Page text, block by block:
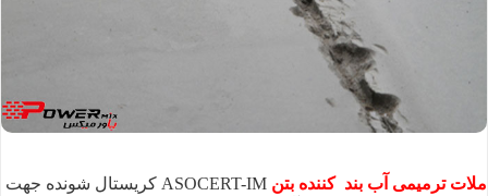
ملات ترمیمی آب بند کننده بتن
ASOCERT-IM کریستال شونده جهت